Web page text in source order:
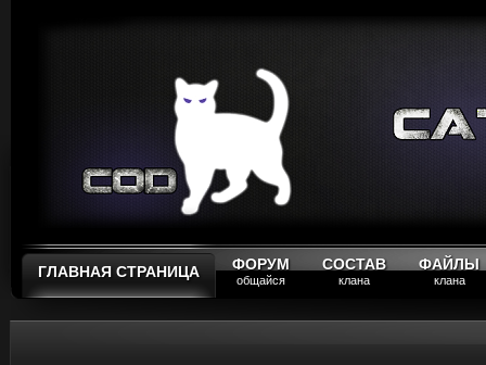
ГЛАВНАЯ СТРАНИЦА ФОРУМ
общайся
СОСТАВ
клана
ФАЙЛЫ
клана